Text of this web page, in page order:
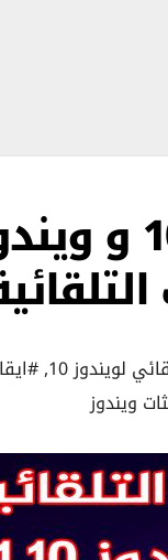
لويندوز 10 ,
ويندوز